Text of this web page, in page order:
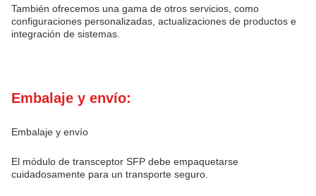
También ofrecemos una gama de otros servicios, como
configuraciones personalizadas, actualizaciones de productos e
integración de sistemas.
Embalaje y envío:
Embalaje y envío
El módulo de transceptor SFP debe empaquetarse
cuidadosamente para un transporte seguro.